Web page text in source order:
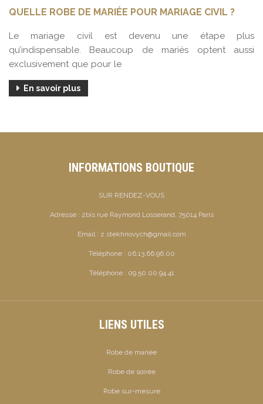
QUELLE ROBE DE MARIÉE POUR MARIAGE CIVIL ?
Le mariage civil est devenu une étape plus
qu’indispensable. Beaucoup de mariés optent aussi
exclusivement que pour le
En savoir plus
INFORMATIONS BOUTIQUE
SUR RENDEZ-VOUS
Adresse : 2bis rue Raymond Losserand, 75014 Paris
Email : z.stekhnovych@gmail.com
Téléphone : 06.13.66.96.00
Téléphone : 09.50.00.94.41
LIENS UTILES
Robe de mariée
Robe de soirée
Robe sur-mesure